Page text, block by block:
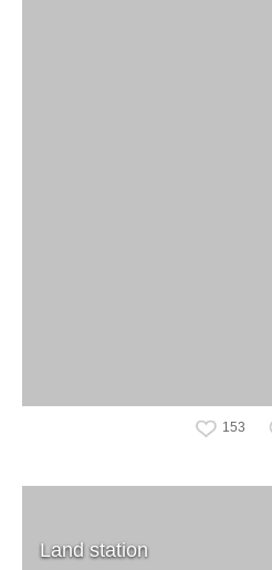
153
Land station